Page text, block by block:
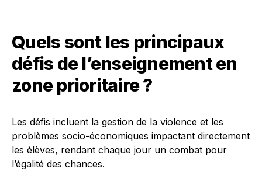
Quels sont les principaux
défis de l’enseignement en
zone prioritaire ?
Les défis incluent la gestion de la violence et les
problèmes socio-économiques impactant directement
les élèves, rendant chaque jour un combat pour
l’égalité des chances.